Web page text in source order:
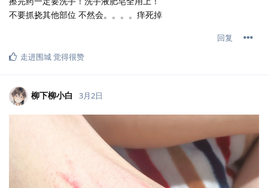
不要抓挠其他部位 不然会。。。。痒死掉
回复
走进围城觉得很赞
柳下柳小白 3月2日